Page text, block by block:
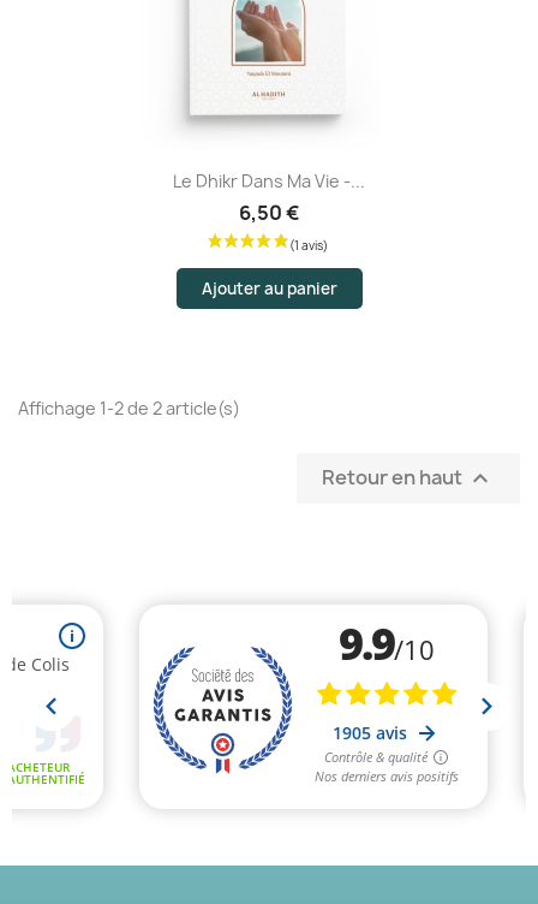
Le Dhikr Dans Ma Vie -...
6,50 €
Ajouter au panier
Affichage 1-2 de 2 article(s)
Retour en haut 